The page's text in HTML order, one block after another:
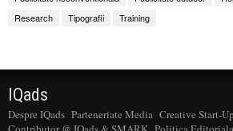
Research
Tipografii Training
IQads
Despre IQads Parteneriate Media Creative Start-